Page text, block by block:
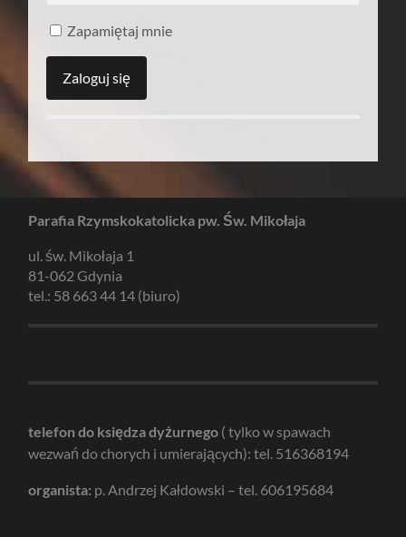
Zapamiętaj mnie
Parafia Rzymskokatolicka pw. Św. Mikołaja
ul. św. Mikołaja 1
81-062 Gdynia
tel.: 58 663 44 14 (biuro)
telefon do księdza dyżurnego ( tylko w spawach
wezwań do chorych i umierających): tel. 516368194
organista: p. Andrzej Kałdowski – tel. 606195684